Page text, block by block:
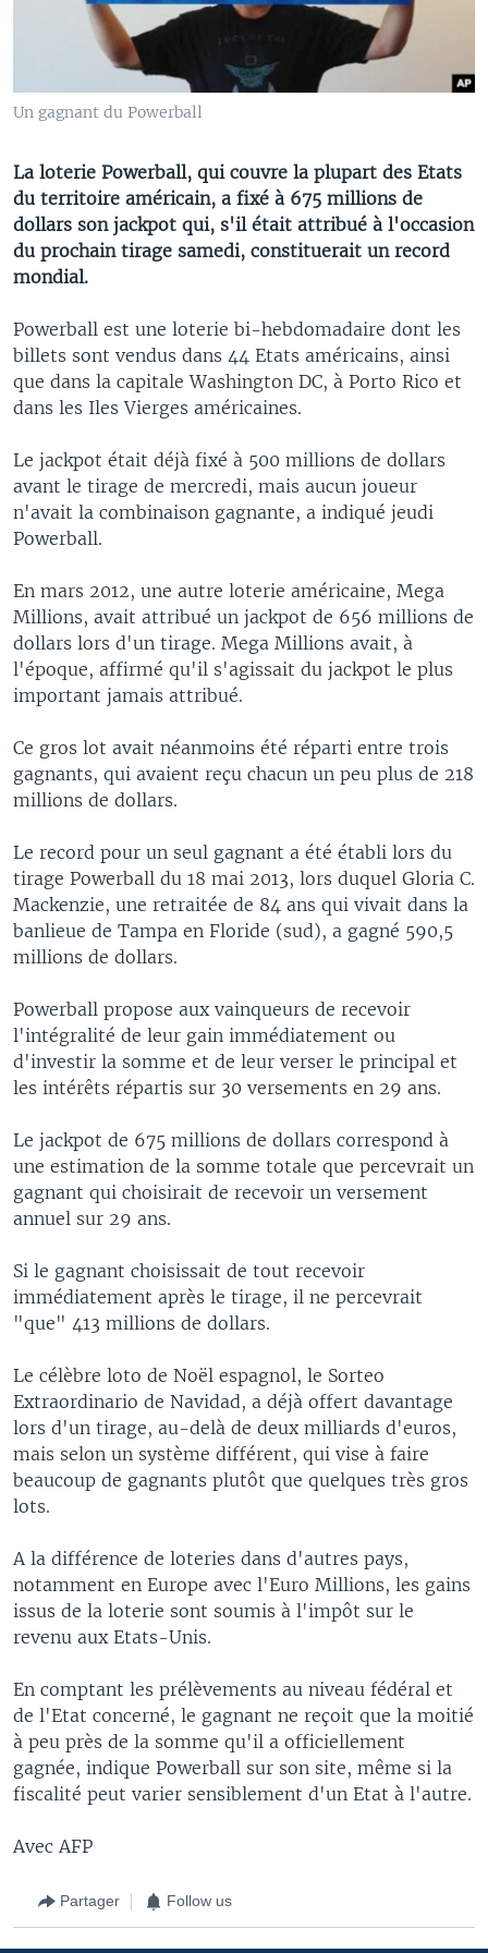
Un gagnant du Powerball
La loterie Powerball, qui couvre la plupart des Etats
du territoire américain, a fixé à 675 millions de
dollars son jackpot qui, s'il était attribué à l'occasion
du prochain tirage samedi, constituerait un record
mondial.
Powerball est une loterie bi-hebdomadaire dont les
billets sont vendus dans 44 Etats américains, ainsi
que dans la capitale Washington DC, à Porto Rico et
dans les Iles Vierges américaines.
Le jackpot était déjà fixé à 500 millions de dollars
avant le tirage de mercredi, mais aucun joueur
n'avait la combinaison gagnante, a indiqué jeudi
Powerball.
En mars 2012, une autre loterie américaine, Mega
Millions, avait attribué un jackpot de 656 millions de
dollars lors d'un tirage. Mega Millions avait, à
l'époque, affirmé qu'il s'agissait du jackpot le plus
important jamais attribué.
Ce gros lot avait néanmoins été réparti entre trois
gagnants, qui avaient reçu chacun un peu plus de 218
millions de dollars.
Le record pour un seul gagnant a été établi lors du
tirage Powerball du 18 mai 2013, lors duquel Gloria C.
Mackenzie, une retraitée de 84 ans qui vivait dans la
banlieue de Tampa en Floride (sud), a gagné 590,5
millions de dollars.
Powerball propose aux vainqueurs de recevoir
l'intégralité de leur gain immédiatement ou
d'investir la somme et de leur verser le principal et
les intérêts répartis sur 30 versements en 29 ans.
Le jackpot de 675 millions de dollars correspond à
une estimation de la somme totale que percevrait un
gagnant qui choisirait de recevoir un versement
annuel sur 29 ans.
Si le gagnant choisissait de tout recevoir
immédiatement après le tirage, il ne percevrait
"que" 413 millions de dollars.
Le célèbre loto de Noël espagnol, le Sorteo
Extraordinario de Navidad, a déjà offert davantage
lors d'un tirage, au-delà de deux milliards d'euros,
mais selon un système différent, qui vise à faire
beaucoup de gagnants plutôt que quelques très gros
lots.
A la différence de loteries dans d'autres pays,
notamment en Europe avec l'Euro Millions, les gains
issus de la loterie sont soumis à l'impôt sur le
revenu aux Etats-Unis.
En comptant les prélèvements au niveau fédéral et
de l'Etat concerné, le gagnant ne reçoit que la moitié
à peu près de la somme qu'il a officiellement
gagnée, indique Powerball sur son site, même si la
fiscalité peut varier sensiblement d'un Etat à l'autre.
Avec AFP
Partager Follow us